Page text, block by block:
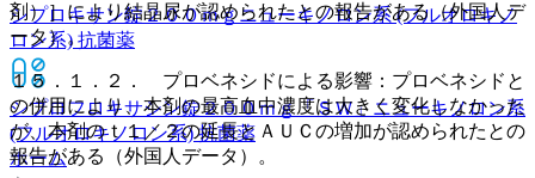
シプロキサン錠２００ｍｇニューキノロン系 (フルオロキノ
ロン系) 抗菌薬
シプロフロキサシン錠２００ｍｇ「ＳＷ」 ニューキノロン系
(フルオロキノロン系) 抗菌薬
ホーム
剤）］により結晶尿が認められたとの報告がある（外国人デ
ータ）。
１５．１．２． プロベネシドによる影響：プロベネシドと
の併用により、本剤の最高血中濃度は大きく変化しなかった
が、本剤のｔ１／２の延長とＡＵＣの増加が認められたとの
報告がある（外国人データ）。